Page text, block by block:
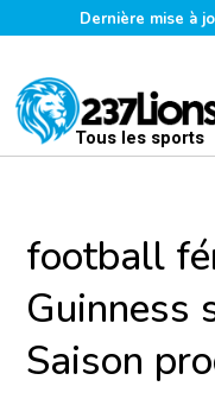
Dernière mise à
Tous les sports
football
Guinness
Saison